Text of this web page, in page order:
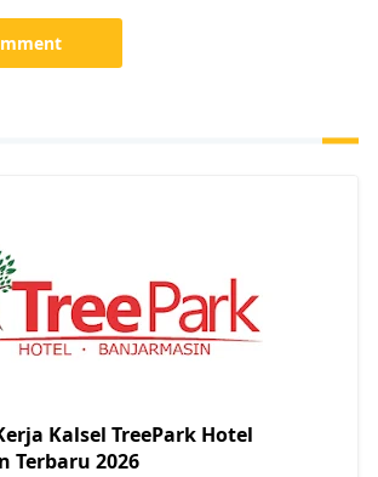
Kalsel TreePark Hotel
Terbaru 2026